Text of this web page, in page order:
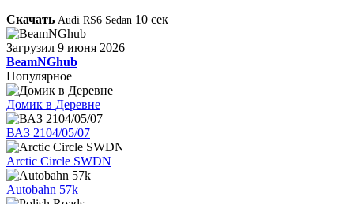
Скачать Audi RS6 Sedan 10 сек
Загрузил 9 июня 2026
BeamNGhub
Популярное
Домик в Деревне
ВАЗ 2104/05/07
Arctic Circle SWDN
Autobahn 57k